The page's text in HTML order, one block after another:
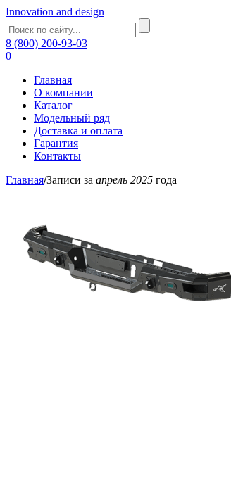
Innovation and design
8 (800) 200-93-03
0
Главная
О компании
Каталог
Модельный ряд
Доставка и оплата
Гарантия
Контакты
Главная/Записи за апрель 2025 года